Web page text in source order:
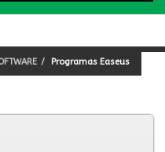
Programas Easeus